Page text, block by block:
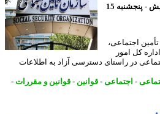
40 ساعت پیش - پنجشنبه 15
اجتماعی،
کل امور
در راستای دسترسی آزاد به اطلاعات
-اجتماعی-قوانین-قوانین و مقررات -